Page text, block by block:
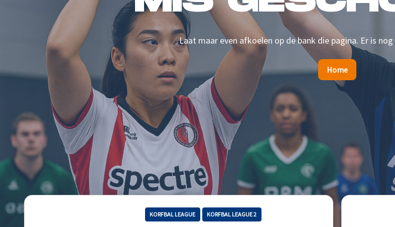
Laat maar even afkoelen op de bank die pagina. Er is
Home
KORFBAL LEAGUE KORFBAL LEAGUE 2